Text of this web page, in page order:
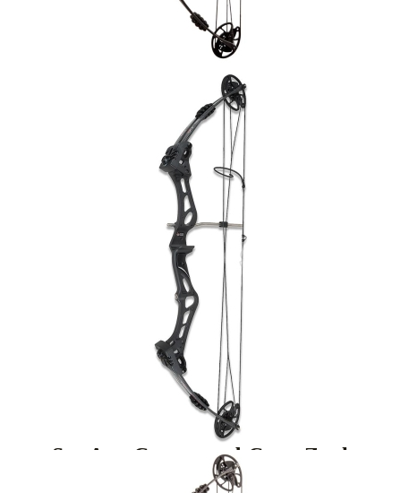
Tweet
Set Arc Compound Core Zeal
Rotating Mod, Ajustabil 30-55 lbs &